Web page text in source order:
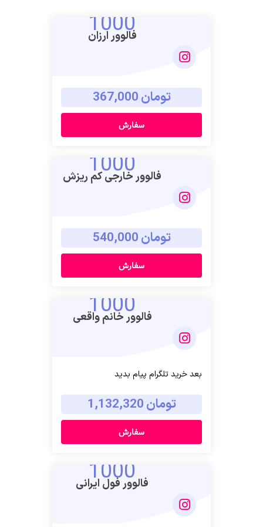
1000
فالوور ارزان
تومان 367,000
سفارش
1000
فالوور خارجی کم ریزش
تومان 540,000
سفارش
1000
فالوور خانم واقعی
بعد خرید تلگرام پیام بدید
تومان 1,132,320
سفارش
1000
فالوور فول ایرانی